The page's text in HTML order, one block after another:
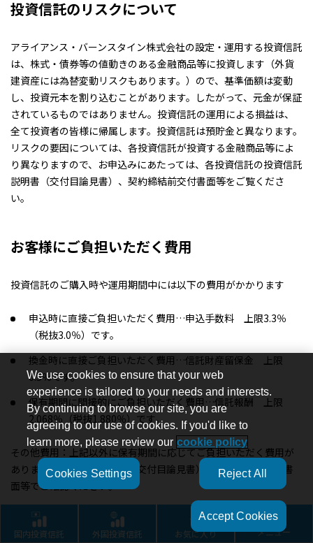
国内投資信託 外国投資信託 お気に入り メニュー
投資信託のリスクについて
アライアンス・バーンスタイン株式会社の設定・運用する投資信託
は、株式・債券等の値動きのある金融商品等に投資します（外貨
建資産には為替変動リスクもあります。）ので、基準価額は変動
し、投資元本を割り込むことがあります。したがって、元金が保証
されているものではありません。投資信託の運用による損益は、
全て投資者の皆様に帰属します。投資信託は預貯金と異なります。
リスクの要因については、各投資信託が投資する金融商品等によ
り異なりますので、お申込みにあたっては、各投資信託の投資信託
説明書（交付目論見書）、契約締結前交付書面等をご覧くださ
い。
お客様にご負担いただく費用
投資信託のご購入時や運用期間中には以下の費用がかかります
申込時に直接ご負担いただく費用…申込手数料 上限3.3％
（税抜3.0％）です。
換金時に直接ご負担いただく費用…信託財産留保金 上限
0.5％です。
保有期間に間接的にご負担いただく費用…信託報酬 上限
2.068％（税抜1.880％）です。
その他費用：上記以外に保有期間に応じてご負担いただく費用が
あります。投資信託説明書（交付目論見書）、契約締結前交付書
面等でご確認ください。
上記に記載しているリスクや費用項目につきましては、一般的な
投資信託を想定しております。費用の料率につきましては、アラ
We use cookies to ensure that your web
experience is tailored to your needs and interests.
By continuing to browse our site, you are
agreeing to our use of cookies. If you'd like to
learn more, please review our cookie policy
Cookies Settings Reject All
Accept Cookies